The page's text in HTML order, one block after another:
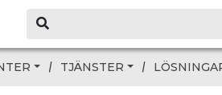
TJÄNSTER